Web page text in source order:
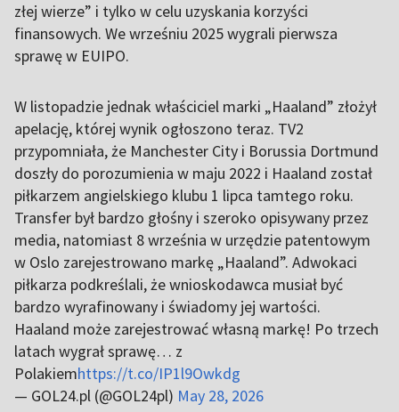
złej wierze” i tylko w celu uzyskania korzyści
finansowych. We wrześniu 2025 wygrali pierwsza
sprawę w EUIPO.
W listopadzie jednak właściciel marki „Haaland” złożył
apelację, której wynik ogłoszono teraz. TV2
przypomniała, że Manchester City i Borussia Dortmund
doszły do porozumienia w maju 2022 i Haaland został
piłkarzem angielskiego klubu 1 lipca tamtego roku.
Transfer był bardzo głośny i szeroko opisywany przez
media, natomiast 8 września w urzędzie patentowym
w Oslo zarejestrowano markę „Haaland”. Adwokaci
piłkarza podkreślali, że wnioskodawca musiał być
bardzo wyrafinowany i świadomy jej wartości.
Haaland może zarejestrować własną markę! Po trzech
latach wygrał sprawę… z
Polakiemhttps://t.co/IP1l9Owkdg
— GOL24.pl (@GOL24pl) May 28, 2026